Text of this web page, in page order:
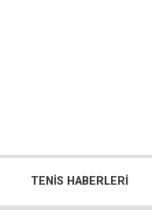
TENIS HABERLERI